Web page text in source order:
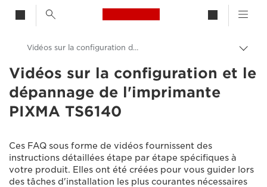
Canon Logo, back to
entre
les
Canon
Assistance produits clients
Vidéos sur la configuration de l'imprimante PIXMA TS6140
Vidéos sur la configuration et le
dépannage de l'imprimante
PIXMA TS6140
Ces FAQ sous forme de vidéos fournissent des
instructions détaillées étape par étape spécifiques à
votre produit. Elles ont été créées pour vous guider lors
des tâches d'installation les plus courantes nécessaires